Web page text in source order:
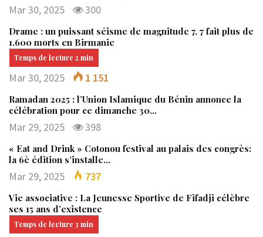
Mar 30, 2025 300
Drame : un puissant séisme de magnitude 7, 7 fait plus de
1.600 morts en Birmanie
Mar 30, 2025 1 151
Ramadan 2025 : l’Union Islamique du Bénin annonce la
célébration pour ce dimanche 30…
Mar 29, 2025 398
« Eat and Drink » Cotonou festival au palais des congrès:
la 6è édition s’installe…
Mar 29, 2025 737
Vie associative : La Jeunesse Sportive de Fifadji célèbre
ses 15 ans d’existence